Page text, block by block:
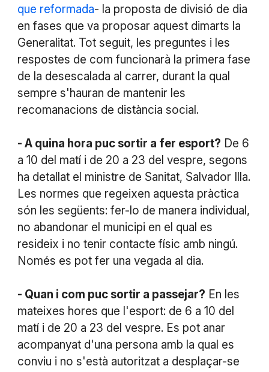
que reformada- la proposta de divisió de dia
en fases que va proposar aquest dimarts la
Generalitat. Tot seguit, les preguntes i les
respostes de com funcionarà la primera fase
de la desescalada al carrer, durant la qual
sempre s'hauran de mantenir les
recomanacions de distància social.
- A quina hora puc sortir a fer esport? De 6
a 10 del matí i de 20 a 23 del vespre, segons
ha detallat el ministre de Sanitat, Salvador Illa.
Les normes que regeixen aquesta pràctica
són les següents: fer-lo de manera individual,
no abandonar el municipi en el qual es
resideix i no tenir contacte físic amb ningú.
Només es pot fer una vegada al dia.
- Quan i com puc sortir a passejar? En les
mateixes hores que l'esport: de 6 a 10 del
matí i de 20 a 23 del vespre. Es pot anar
acompanyat d'una persona amb la qual es
conviu i no s'està autoritzat a desplaçar-se